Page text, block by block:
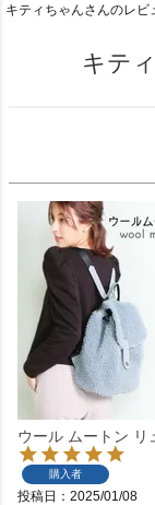
キティちゃんさんのレビ
キテ
ウール ムートン リ
購入者
投稿日 2025/01/08